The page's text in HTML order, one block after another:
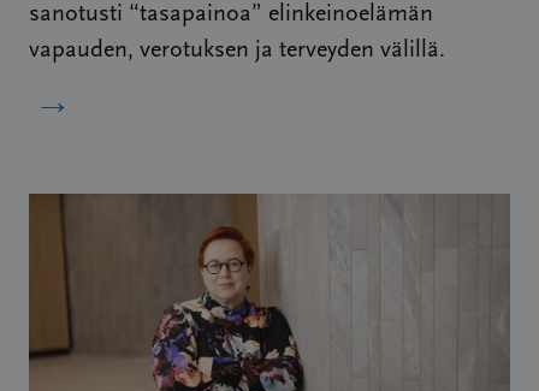
sanotusti “tasapainoa” elinkeinoelämän
vapauden, verotuksen ja terveyden välillä.
→